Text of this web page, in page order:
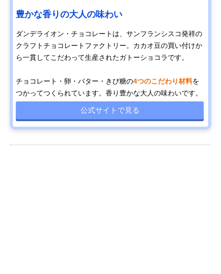
豊かな香りの大人の味わい
ダンデライオン・チョコレートは、サンフランシスコ発祥の
クラフトチョコレートファクトリー。カカオ豆の買い付けか
ら一貫してこだわって生産されたガトーショコラです。
チョコレート・卵・バター・きび糖の4つのこだわり材料を
つかってつくられています。香り豊かな大人の味わいです。
公式サイトで見る